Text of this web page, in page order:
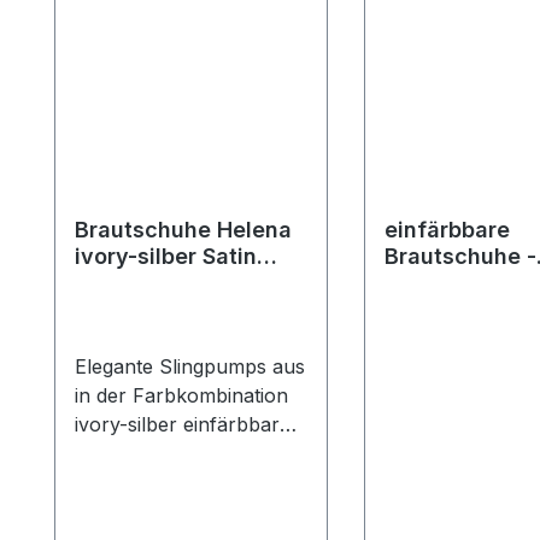
Brautschuhe Helena
ivory-silber Satin
Elegante Slingpumps aus
in der Farbkombination
ivory-silber einfärbbar
einfärbbare
Brautschuhe -